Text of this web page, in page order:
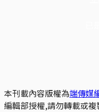
本刊載內容版權為端傳媒
編輯部授權,請勿轉載或複